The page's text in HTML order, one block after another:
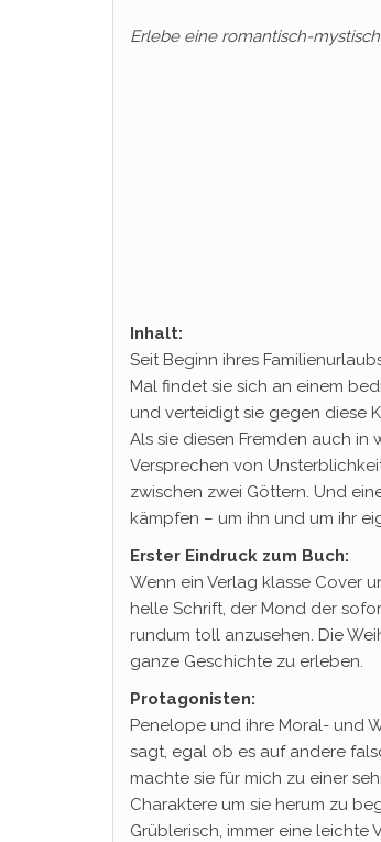
Erlebe eine romantisch-
Inhalt:
Seit Beginn ihres
Mal findet sie sich an einem
und verteidigt sie gegen diese
Als sie diesen Fremden auch in
Versprechen von
zwischen zwei Göttern. Und
kämpfen – um ihn und um ihr
Erster Eindruck zum Buch:
Wenn ein Verlag klasse Cover
helle Schrift, der Mond der
rundum toll anzusehen. Die
ganze Geschichte zu erleben.
Protagonisten:
Penelope und ihre Moral- und
sagt, egal ob es auf andere
machte sie für mich zu einer
Charaktere um sie herum zu
Grüblerisch, immer eine leichte